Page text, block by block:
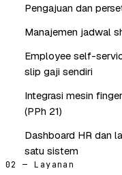
Pengajuan dan
Manajemen jadwal
Employee self-
slip gaji sendiri
Integrasi mesin
(PPh 21)
Dashboard HR dan
satu sistem
02 — Layanan